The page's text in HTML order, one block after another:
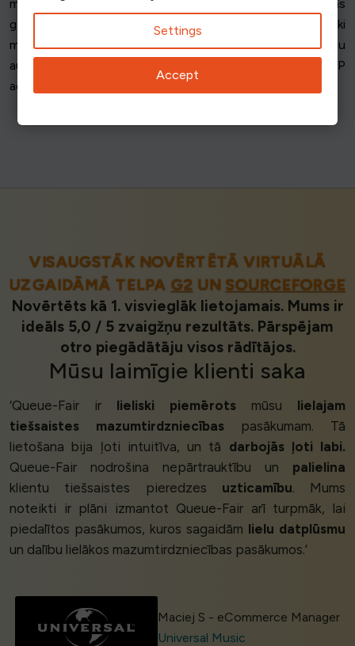
minūtē no vienas IP adreses un kopējo pievienošanās
gadījumu skaitu no vienas IP adreses rindā, lai vairāki
mēģinājumi pievienoties rindai no vienas IP adreses tiktu
automātiski atklāti un aizliegti. Šos ierobežojumus IP
adresēm var piemērot arī caurlaižu vārtiem.
VISAUGSTĀK NOVĒRTĒTĀ VIRTUĀLĀ
UZGAIDĀMĀ TELPA G2UN SOURCEFORGE
Novērtēts kā 1. visvieglāk lietojamais. Mums ir
ideāls 5,0 / 5 zvaigžņu rezultāts. Pārspējam
otro piegādātāju visos rādītājos.
Mūsu laimīgie klienti saka
‘Queue-Fair ir lieliski piemērots mūsu lielajam
tiešsaistes mazumtirdzniecības pasākumam. Tā
lietošana bija ļoti intuitīva, un tā darbojās ļoti labi.
Queue-Fair nodrošina nepārtrauktību un palielina
klientu tiešsaistes pieredzes uzticamību. Mums
noteikti ir plāni izmantot Queue-Fair arī turpmāk, lai
piedalītos pasākumos, kuros sagaidām lielu datplūsmu
un dalību lielākos mazumtirdzniecības pasākumos.’
Maciej S - eCommerce Manager
Universal Music
Settings
Accept